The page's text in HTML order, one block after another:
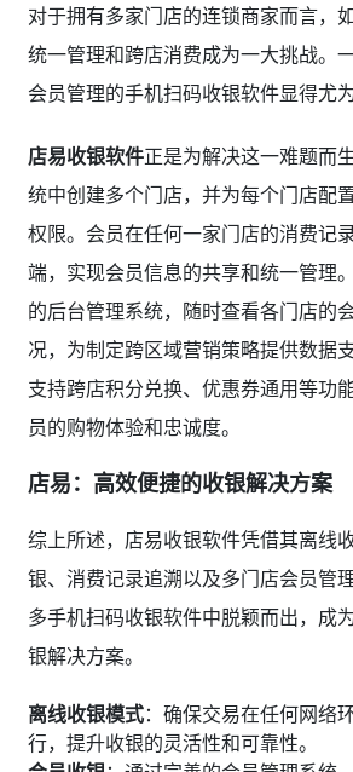
对于拥有多家门店的连锁商家而言，
统一管理和跨店消费成为一大挑战。
会员管理的手机扫码收银软件显得尤为
店易收银软件正是为解决这一难题而
统中创建多个门店，并为每个门店配
权限。会员在任何一家门店的消费记
端，实现会员信息的共享和统一管理
的后台管理系统，随时查看各门店的
况，为制定跨区域营销策略提供数据
支持跨店积分兑换、优惠券通用等功
员的购物体验和忠诚度。
店易：高效便捷的收银解决方案
综上所述，店易收银软件凭借其离线
银、消费记录追溯以及多门店会员管
多手机扫码收银软件中脱颖而出，成
银解决方案。
离线收银模式：确保交易在任何网络
行，提升收银的灵活性和可靠性。